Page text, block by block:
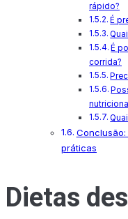
rápido?
É
É
corrida?
práticas
Dietas